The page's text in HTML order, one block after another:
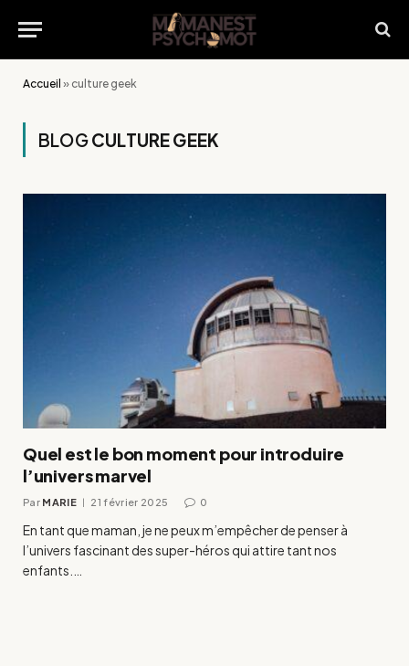
Accueil » culture geek
BLOGCULTURE GEEK
Quel est le bon moment pour introduire
l’univers marvel
Par MARIE 21 février 2025 0
En tant que maman, je ne peux m’empêcher de penser à
l’univers fascinant des super-héros qui attire tant nos
enfants.…